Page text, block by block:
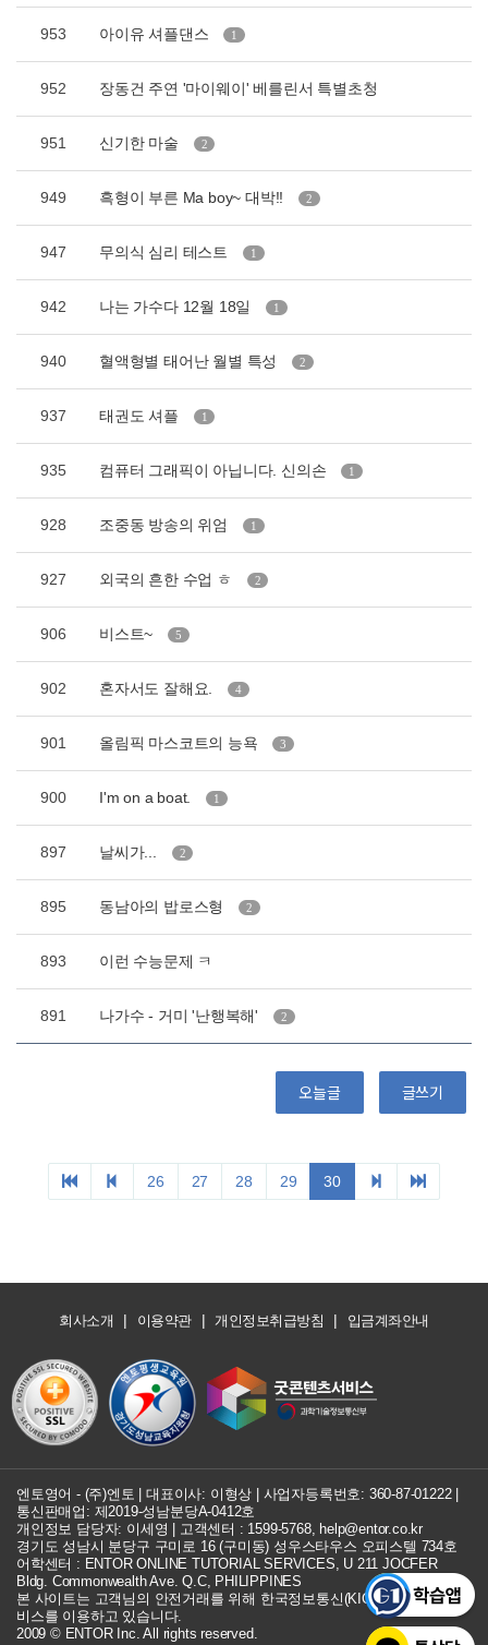
953 아이유 셔플댄스 1
952 장동건 주연 '마이웨이' 베를린서 특별초청
951 신기한 마술 2
949 흑형이 부른 Ma boy~ 대박!! 2
947 무의식 심리 테스트 1
942 나는 가수다 12월 18일 1
940 혈액형별 태어난 월별 특성 2
937 태권도 셔플 1
935 컴퓨터 그래픽이 아닙니다. 신의손 1
928 조중동 방송의 위엄 1
927 외국의 흔한 수업 ㅎ 2
906 비스트~ 5
902 혼자서도 잘해요. 4
901 올림픽 마스코트의 능욕 3
900 I'm on a boat. 1
897 날씨가... 2
895 동남아의 밥로스형 2
893 이런 수능문제 ㅋ
891 나가수 - 거미 '난행복해' 2
오늘글 글쓰기
26 27 28 29 30
회사소개 | 이용약관 | 개인정보취급방침 | 입금계좌안내
엔토영어 - (주)엔토 | 대표이사: 이형상 | 사업자등록번호: 360-87-01222|
통신판매업: 제2019-성남분당A-0412호
개인정보 담당자: 이세영 | 고객센터 : 1599-5768, help@entor.co.kr
경기도 성남시 분당구 구미로 16 (구미동) 성우스타우스 오피스텔 734호
어학센터 : ENTOR ONLINE TUTORIAL SERVICES, U 211 JOCFER
Bldg. Commonwealth Ave. Q.C, PHILIPPINES
본 사이트는 고객님의 안전거래를 위해 한국정보통신(KICC) 구매안전 서
비스를 이용하고 있습니다.
2009 © ENTOR Inc. All rights reserved.